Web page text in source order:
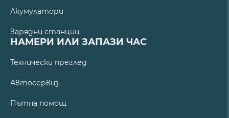
Акумулатори
Зарядни станции
НАМЕРИ ИЛИ ЗАПАЗИ ЧАС
Технически преглед
Автосервиз
Пътна помощ